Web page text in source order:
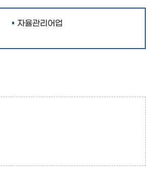
자율관리어업